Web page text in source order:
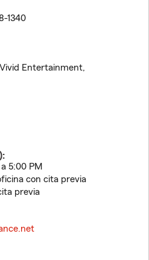
1340
Entertainment,
):
5:00 PM
con cita previa
previa